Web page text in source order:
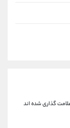
گذاری شده اند